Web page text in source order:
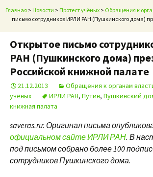
Главная > Новости > Протест учёных > Обращения к
письмо сотрудников ИРЛИ РАН (Пушкинского дома)
Открытое письмо
РАН (Пушкинского дома)
Российской книжной палате
21.12.2013 Обращения к органам
учёных
ИРЛИ РАН, Путин, Пушкинский
книжная палата
saveras.ru: Оригинал письма
официальном сайте ИРЛИ РАН. В
под письмом собрано более 100
сотрудников Пушкинского дома.